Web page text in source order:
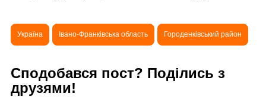
Україна Івано-Франківська область Городенківський район
Сподобався пост? Поділись з
друзями!